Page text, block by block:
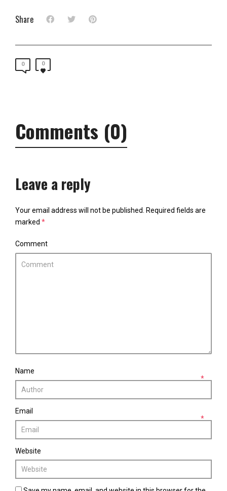
Share
0 0
Comments (0)
Leave a reply
Your email address will not be published. Required fields are
marked *
Comment
Name
*
Email
*
Website